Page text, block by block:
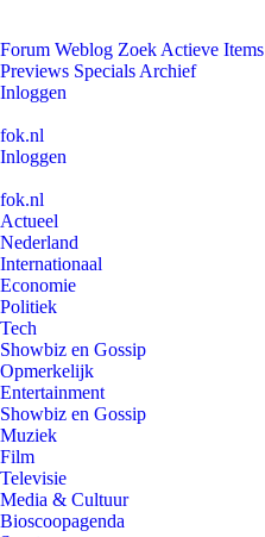
Forum Weblog Zoek Actieve Items
Previews Specials Archief
Inloggen
fok.nl
Inloggen
fok.nl
Actueel
Nederland
Internationaal
Economie
Politiek
Tech
Showbiz en Gossip
Opmerkelijk
Entertainment
Showbiz en Gossip
Muziek
Film
Televisie
Media & Cultuur
Bioscoopagenda